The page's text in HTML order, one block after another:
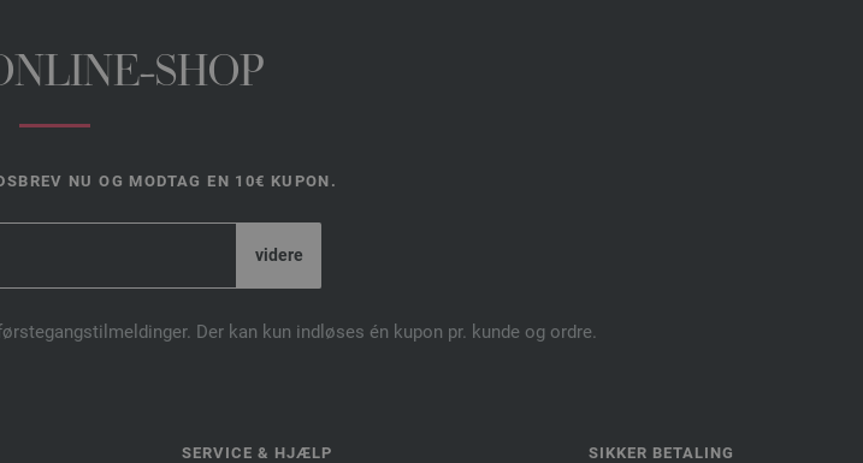
SHOP
NU OG MODTAG EN 10€ KUPON.
Der kan kun indløses én kupon pr. kunde og ordre.
SERVICE & HJÆLP SIKKER BETALING